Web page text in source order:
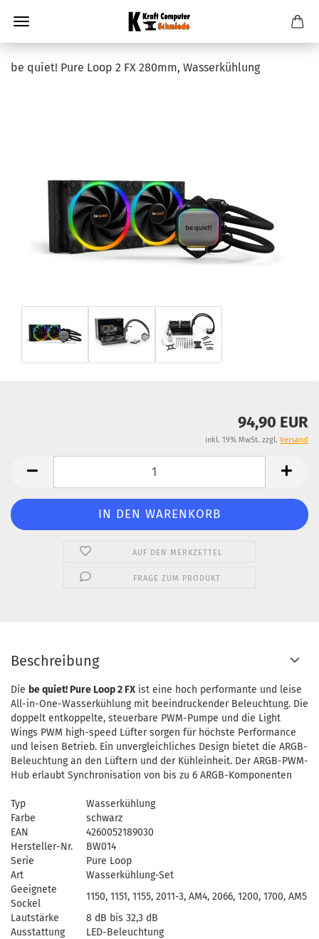
be quiet! Pure Loop 2 FX 280mm, Wasserkühlung
94,90 EUR
inkl. 19% MwSt. zzgl. Versand
AUF DEN MERKZETTEL
FRAGE ZUM PRODUKT
Beschreibung
Die be quiet! Pure Loop 2 FX ist eine hoch performante und leise
All-in-One-Wasserkühlung mit beeindruckender Beleuchtung. Die
doppelt entkoppelte, steuerbare PWM-Pumpe und die Light
Wings PWM high-speed Lüfter sorgen für höchste Performance
und leisen Betrieb. Ein unvergleichliches Design bietet die ARGB-
Beleuchtung an den Lüftern und der Kühleinheit. Der ARGB-PWM-
Hub erlaubt Synchronisation von bis zu 6 ARGB-Komponenten
Typ
Wasserkühlung
Farbe
schwarz
EAN
4260052189030
Hersteller-Nr.
BW014
Serie
Pure Loop
Art
Wasserkühlung-Set
Geeignete
Sockel
1150, 1151, 1155, 2011-3, AM4, 2066, 1200, 1700, AM5
Lautstärke
8 dB bis 32,3 dB
Ausstattung
LED-Beleuchtung